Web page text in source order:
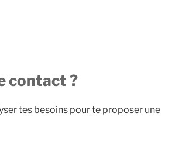
contact ?
tes besoins pour te proposer une